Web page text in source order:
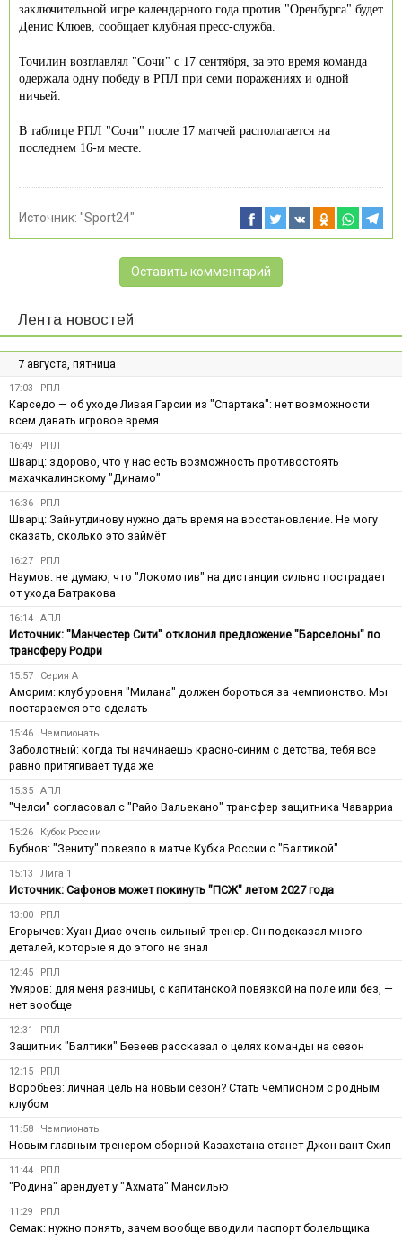
заключительной игре календарного года против "Оренбурга" будет
Денис Клюев, сообщает клубная пресс-служба.
Точилин возглавлял "Сочи" с 17 сентября, за это время команда
одержала одну победу в РПЛ при семи поражениях и одной
ничьей.
В таблице РПЛ "Сочи" после 17 матчей располагается на
последнем 16-м месте.
Источник: "Sport24"
Оставить комментарий
Лента новостей
7 августа, пятница
17:03 РПЛ
Карседо — об уходе Ливая Гарсии из "Спартака": нет возможности
всем давать игровое время
16:49 РПЛ
Шварц: здорово, что у нас есть возможность противостоять
махачкалинскому "Динамо"
16:36 РПЛ
Шварц: Зайнутдинову нужно дать время на восстановление. Не могу
сказать, сколько это займёт
16:27 РПЛ
Наумов: не думаю, что "Локомотив" на дистанции сильно пострадает
от ухода Батракова
16:14 АПЛ
Источник: "Манчестер Сити" отклонил предложение "Барселоны" по
трансферу Родри
15:57 Серия А
Аморим: клуб уровня "Милана" должен бороться за чемпионство. Мы
постараемся это сделать
15:46 Чемпионаты
Заболотный: когда ты начинаешь красно-синим с детства, тебя все
равно притягивает туда же
15:35 АПЛ
"Челси" согласовал с "Райо Вальекано" трансфер защитника Чаварриа
15:26 Кубок России
Бубнов: "Зениту" повезло в матче Кубка России с "Балтикой"
15:13 Лига 1
Источник: Сафонов может покинуть "ПСЖ" летом 2027 года
13:00 РПЛ
Егорычев: Хуан Диас очень сильный тренер. Он подсказал много
деталей, которые я до этого не знал
12:45 РПЛ
Умяров: для меня разницы, с капитанской повязкой на поле или без, —
нет вообще
12:31 РПЛ
Защитник "Балтики" Бевеев рассказал о целях команды на сезон
12:15 РПЛ
Воробьёв: личная цель на новый сезон? Стать чемпионом с родным
клубом
11:58 Чемпионаты
Новым главным тренером сборной Казахстана станет Джон вант Схип
11:44 РПЛ
"Родина" арендует у "Ахмата" Мансилью
11:29 РПЛ
Семак: нужно понять, зачем вообще вводили паспорт болельщика